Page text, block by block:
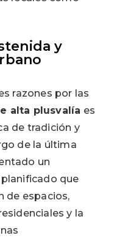
y
razones por las
alta plusvalía es
de tradición y
de la última
un
que
de espacios,
y la